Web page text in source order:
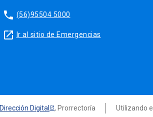
phone (56)95504 5000
launch Ir al sitio de Emergencias
Dirección Digital , Prorrectoría Utilizando el